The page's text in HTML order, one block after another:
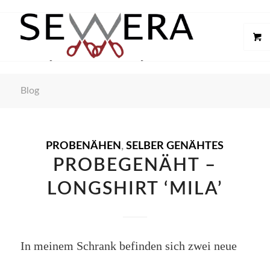
Blog
PROBENÄHEN ,SELBER GENÄHTES
PROBEGENÄHT –
LONGSHIRT ‘MILA’
In meinem Schrank befinden sich zwei neue